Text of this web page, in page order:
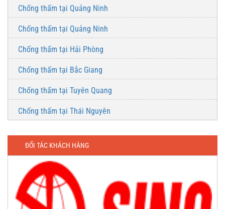
Chống thấm tại Quảng Ninh
Chống thấm tại Quảng Ninh
Chống thấm tại Hải Phòng
Chống thấm tại Bắc Giang
Chống thấm tại Tuyên Quang
Chống thấm tại Thái Nguyên
ĐỐI TÁC KHÁCH HÀNG